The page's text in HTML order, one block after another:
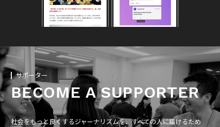
サポーター
BECOME A SUPPORTER
社会をもっと良くするジャーナリズムを、すべての人に届けるため